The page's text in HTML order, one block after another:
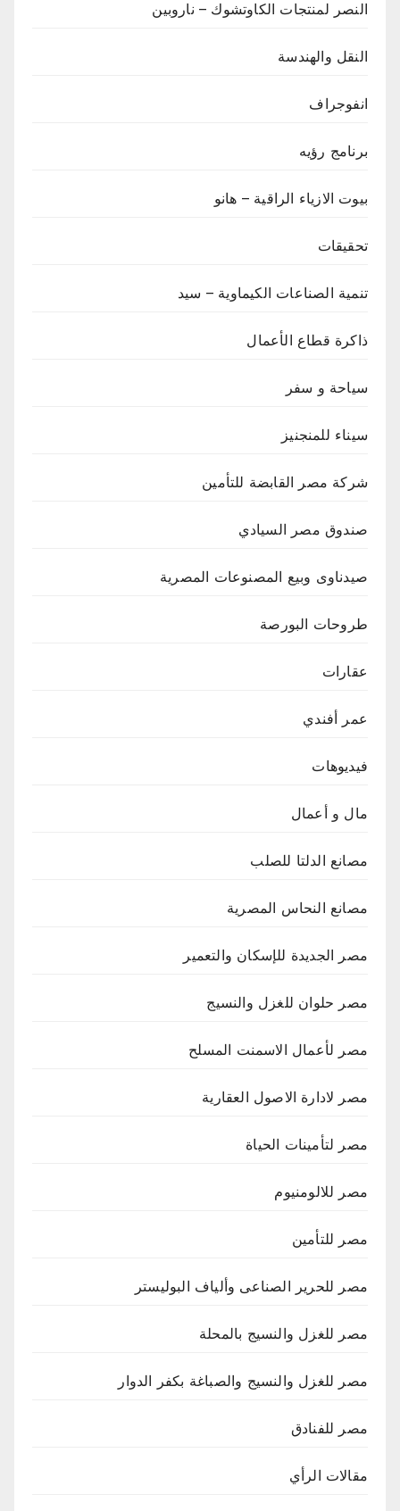
النصر لمنتجات الكاوتشوك – ناروبين
النقل والهندسة
انفوجراف
برنامج رؤيه
بيوت الازياء الراقية – هانو
تحقيقات
تنمية الصناعات الكيماوية – سيد
ذاكرة قطاع الأعمال
سياحة و سفر
سيناء للمنجنيز
شركة مصر القابضة للتأمين
صندوق مصر السيادي
صيدناوى وبيع المصنوعات المصرية
طروحات البورصة
عقارات
عمر أفندي
فيديوهات
مال و أعمال
مصانع الدلتا للصلب
مصانع النحاس المصرية
مصر الجديدة للإسكان والتعمير
مصر حلوان للغزل والنسيج
مصر لأعمال الاسمنت المسلح
مصر لادارة الاصول العقارية
مصر لتأمينات الحياة
مصر للالومنيوم
مصر للتأمين
مصر للحرير الصناعى وألياف البوليستر
مصر للغزل والنسيج بالمحلة
مصر للغزل والنسيج والصباغة بكفر الدوار
مصر للفنادق
مقالات الرأي